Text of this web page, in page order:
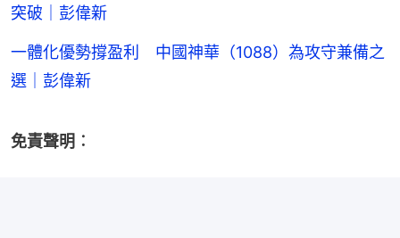
突破｜彭偉新
一體化優勢撐盈利 中國神華（1088）為攻守兼備之
選｜彭偉新
免責聲明︰